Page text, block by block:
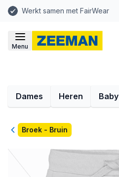
Werkt samen met FairWear
Menu
Dames Heren Baby
TerugBroek - Bruin